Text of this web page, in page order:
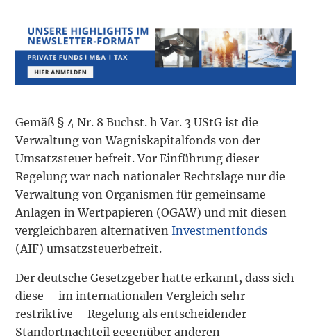
Gemäß § 4 Nr. 8 Buchst. h Var. 3 UStG ist die
Verwaltung von Wagniskapitalfonds von der
Umsatzsteuer befreit. Vor Einführung dieser
Regelung war nach nationaler Rechtslage nur die
Verwaltung von Organismen für gemeinsame
Anlagen in Wertpapieren (OGAW) und mit diesen
vergleichbaren alternativenInvestmentfonds
(AIF) umsatzsteuerbefreit.
Der deutsche Gesetzgeber hatte erkannt, dass sich
diese – im internationalen Vergleich sehr
restriktive – Regelung als entscheidender
Standortnachteil gegenüber anderen